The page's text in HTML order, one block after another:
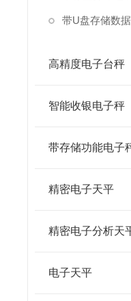
带U盘存储数
高精度电子台秤
智能收银电子秤
带存储功能电子
精密电子天平
精密电子分析天
电子天平